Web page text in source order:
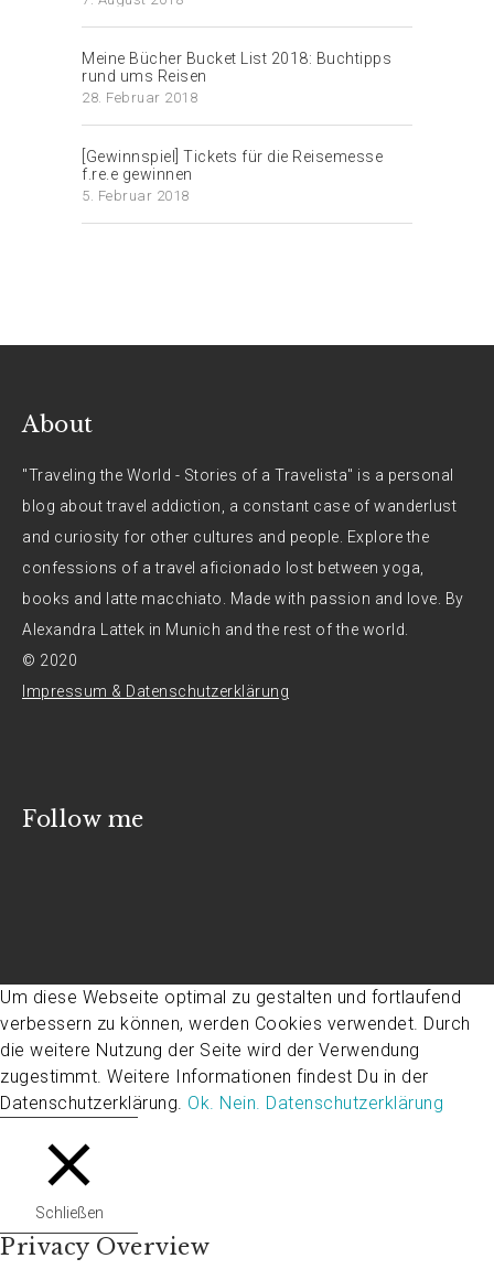
Meine Bücher Bucket List 2018: Buchtipps
rund ums Reisen
28. Februar 2018
[Gewinnspiel] Tickets für die Reisemesse
f.re.e gewinnen
5. Februar 2018
About
"Traveling the World - Stories of a Travelista" is a personal
blog about travel addiction, a constant case of wanderlust
and curiosity for other cultures and people. Explore the
confessions of a travel aficionado lost between yoga,
books and latte macchiato. Made with passion and love. By
Alexandra Lattek in Munich and the rest of the world.
© 2020
Impressum & Datenschutzerklärung
Follow me
Um diese Webseite optimal zu gestalten und fortlaufend
verbessern zu können, werden Cookies verwendet. Durch
die weitere Nutzung der Seite wird der Verwendung
zugestimmt. Weitere Informationen findest Du in der
Datenschutzerklärung. Ok. Nein. Datenschutzerklärung
Schließen
Privacy Overview